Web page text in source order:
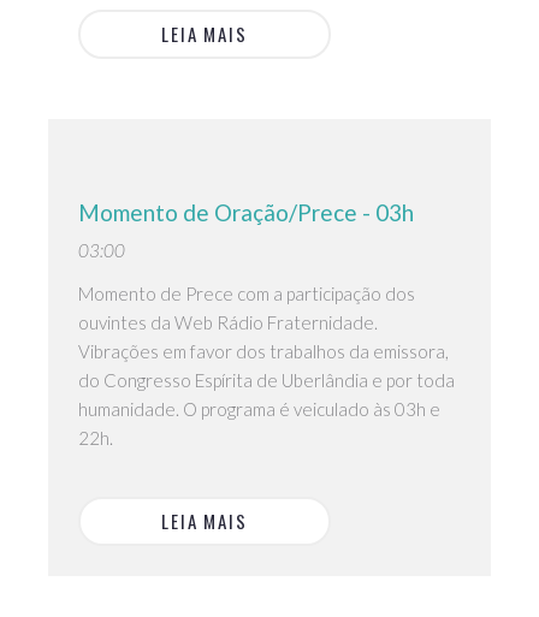
LEIA MAIS
Momento de Oração/Prece - 03h
03:00
Momento de Prece com a participação dos
ouvintes da Web Rádio Fraternidade.
Vibrações em favor dos trabalhos da emissora,
do Congresso Espírita de Uberlândia e por toda
humanidade. O programa é veiculado às 03h e
22h.
LEIA MAIS